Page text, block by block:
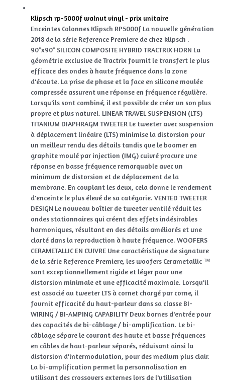
Klipsch rp-5000f walnut vinyl - prix unitaire
Enceintes Colonnes Klipsch RP5000f La nouvelle génération
2018 de la série Reference Premiere de chez klipsch .
90°x90° SILICON COMPOSITE HYBRID TRACTRIX HORN La
géométrie exclusive de Tractrix fournit le transfert le plus
efficace des ondes à haute fréquence dans la zone
d'écoute. La prise de phase et la face en silicone moulée
compressée assurent une réponse en fréquence régulière.
Lorsqu'ils sont combiné, il est possible de créer un son plus
propre et plus naturel. LINEAR TRAVEL SUSPENSION (LTS)
TITANIUM DIAPHRAGM TWEETER Le tweeter avec suspension
à déplacement linéaire (LTS) minimise la distorsion pour
un meilleur rendu des détails tandis que le boomer en
graphite moulé par injection (IMG) cuivré procure une
réponse en basse fréquence remarquable avec un
minimum de distorsion et de déplacement de la
membrane. En couplant les deux, cela donne le rendement
d'enceinte le plus élevé de sa catégorie. VENTED TWEETER
DESIGN Le nouveau boîtier de tweeter ventilé réduit les
ondes stationnaires qui créent des effets indésirables
harmoniques, résultant en des détails améliorés et une
clarté dans la reproduction à haute fréquence. WOOFERS
CERAMETALLIC EN CUIVRE Une caractéristique de signature
de la série Reference Premiere, les woofers Cerametallic ™
sont exceptionnellement rigide et léger pour une
distorsion minimale et une efficacité maximale. Lorsqu'il
est associé au tweeter LTS à cornet chargé par corne, il
fournit efficacité du haut-parleur dans sa classe BI-
WIRING / BI-AMPING CAPABILITY Deux bornes d'entrée pour
des capacités de bi-câblage / bi-amplification. Le bi-
câblage sépare le courant des haute et basse fréquences
en câbles de haut-parleur séparés, réduisant ainsi la
distorsion d'intermodulation, pour des medium plus clair.
La bi-amplification permet la personnalisation en
utilisant des crossovers externes lors de l'utilisation